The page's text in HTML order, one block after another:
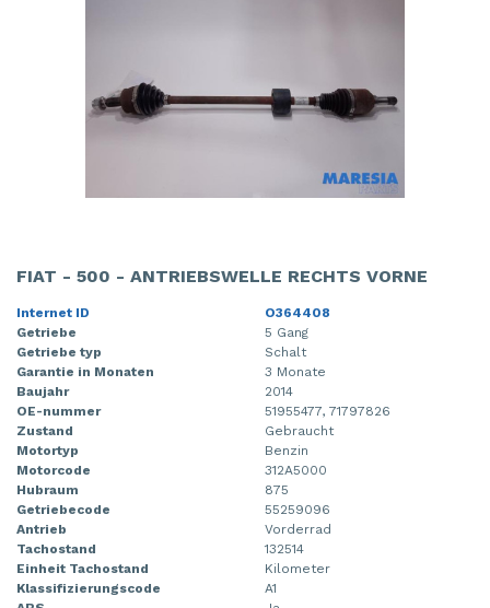
FIAT - 500 - ANTRIEBSWELLE RECHTS VORNE
Internet ID
O364408
Getriebe
5 Gang
Getriebe typ
Schalt
Garantie in Monaten
3 Monate
Baujahr
2014
OE-nummer
51955477, 71797826
Zustand
Gebraucht
Motortyp
Benzin
Motorcode
312A5000
Hubraum
875
Getriebecode
55259096
Antrieb
Vorderrad
Tachostand
132514
Einheit Tachostand
Kilometer
Klassifizierungscode
A1